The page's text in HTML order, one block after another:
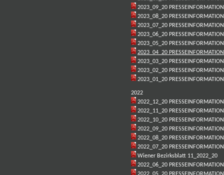
2023_09_20 PRESSEINFORMATION
2023_08_20 PRESSEINFORMATION
2023_07_20 PRESSEINFORMATION
2023_06_20 PRESSEINFORMATION
2023_05_20 PRESSEINFORMATION
2023_04_20 PRESSEINFORMATION
2023_03_20 PRESSEINFORMATION
2023_02_20 PRESSEINFORMATION
2023_01_20
2022
2022_12_20 PRESSEINFORMATION
2022_11_20 PRESSEINFORMATION
2022_10_20 PRESSEINFORMATION
2022_09_20 PRESSEINFORMATION
2022_08_20
2022_07_20
Wiener Bezirksblatt 11_2022_20
2022_06_20 PRESSEINFORMATION